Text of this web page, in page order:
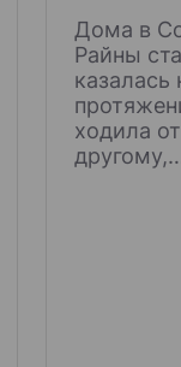
Дома в
Райны
ходила